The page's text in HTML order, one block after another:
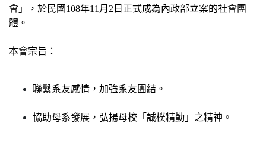
會」，於民國108年11月2日正式成為內政部立案的社會團
體。
本會宗旨：
聯繫系友感情，加強系友團結。
協助母系發展，弘揚母校「誠樸精勤」之精神。